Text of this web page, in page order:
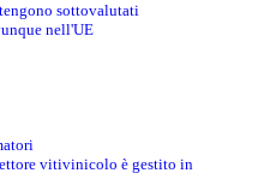
sottovalutati
nell'UE
vitivinicolo è gestito in